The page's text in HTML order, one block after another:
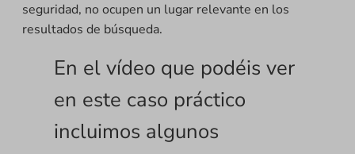
seguridad, no ocupen un lugar relevante en los
resultados de búsqueda.
En el vídeo que podéis ver
en este caso práctico
incluimos algunos